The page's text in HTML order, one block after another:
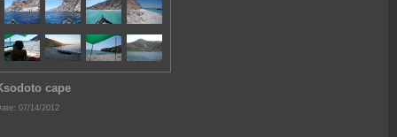
cape
07/14/2012